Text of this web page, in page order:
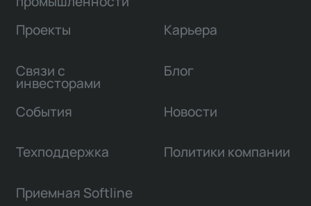
Проекты
Связи с
инвесторами
Карьера
Блог
События Новости
Техподдержка Политики компании
Приемная Softline